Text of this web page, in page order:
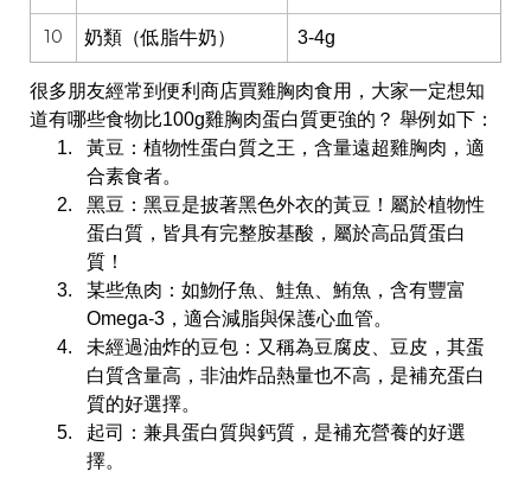
10 奶類（低脂牛奶） 3-4g
很多朋友經常到便利商店買雞胸肉食用，大家一定想知
道有哪些食物比100g雞胸肉蛋白質更強的？ 舉例如下：
黃豆：植物性蛋白質之王，含量遠超雞胸肉，適
合素食者。
黑豆： 黑豆是披著黑色外衣的黃豆！屬於植物性
蛋白質，皆具有完整胺基酸，屬於高品質蛋白
質！
某些魚肉：如魩仔魚、鮭魚、鮪魚，含有豐富
Omega-3，適合減脂與保護心血管。
未經過油炸的豆包： 又稱為豆腐皮、豆皮，其蛋
白質含量高，非油炸品熱量也不高，是補充蛋白
質的好選擇。
起司：兼具蛋白質與鈣質，是補充營養的好選
擇。